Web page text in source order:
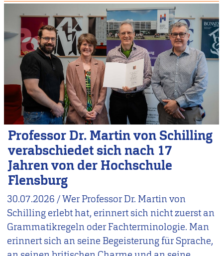
Professor Dr. Martin von Schilling
verabschiedet sich nach 17
Jahren von der Hochschule
Flensburg
30.07.2026 /Wer Professor Dr. Martin von
Schilling erlebt hat, erinnert sich nicht zuerst an
Grammatikregeln oder Fachterminologie. Man
erinnert sich an seine Begeisterung für Sprache,